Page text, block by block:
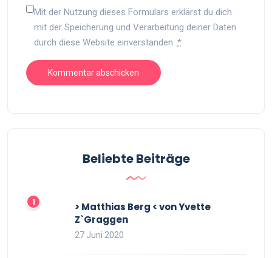
Mit der Nutzung dieses Formulars erklärst du dich
mit der Speicherung und Verarbeitung deiner Daten
durch diese Website einverstanden. *
Beliebte Beiträge
> Matthias Berg < von Yvette
Z`Graggen
27 Juni 2020